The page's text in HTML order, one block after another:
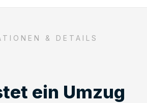
& DETAILS
ein Umzug